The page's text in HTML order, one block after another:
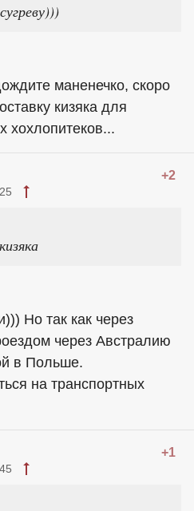
маненечко, скоро
кизяка для
хохлопитеков...
+2
Но так как через
через Австралию
в Польше.
на транспортных
+1